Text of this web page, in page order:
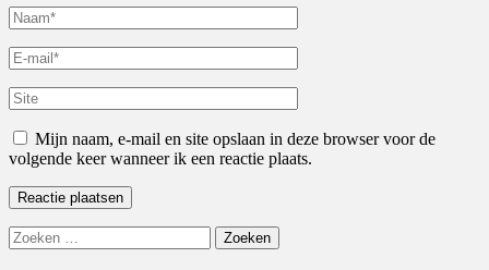
Naam*
E-
mail*
Site
Mijn naam, e-mail en site opslaan in deze browser voor de
volgende keer wanneer ik een reactie plaats.
Zoeken
naar: